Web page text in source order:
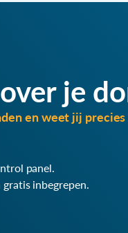
je
en weet jij
panel.
inbegrepen.